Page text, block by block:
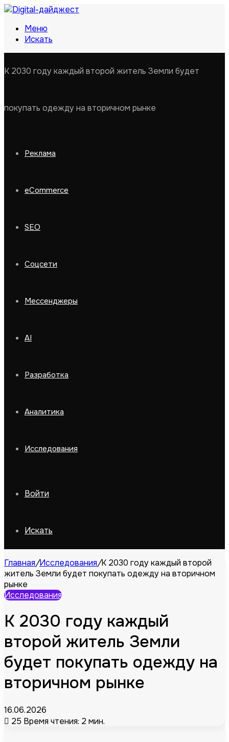
Меню
Искать
К 2030 году каждый второй житель Земли будет
покупать одежду на вторичном рынке
Реклама
eCommerce
SEO
Соцсети
Мессенджеры
AI
Разработка
Аналитика
Исследования
Войти
Искать
Главная/Исследования/К 2030 году каждый второй
житель Земли будет покупать одежду на вторичном
рынке
Исследования
К 2030 году каждый
второй житель Земли
будет покупать одежду на
вторичном рынке
16.06.2026
25 Время чтения: 2 мин.